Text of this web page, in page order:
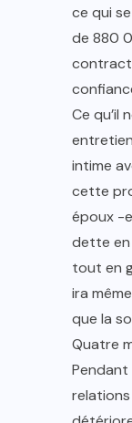
ce qui
de 880
Ce qu’il
intime
cette
époux -
dette en
tout en
ira
que la
Quatre
Pendant